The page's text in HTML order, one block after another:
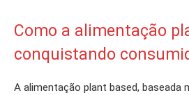
Como a alimentação
conquistando
A alimentação plant based, baseada